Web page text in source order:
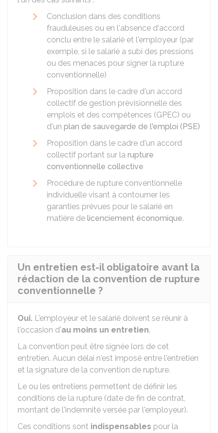
Conclusion dans des conditions
frauduleuses ou en l'absence d'accord
conclu entre le salarié et l'employeur (par
exemple, si le salarié a subi des pressions
ou des menaces pour signer la rupture
conventionnelle)
Proposition dans le cadre d'un accord
collectif de gestion prévisionnelle des
emplois et des compétences (GPEC) ou
d'un plan de sauvegarde de l'emploi (PSE)
Proposition dans le cadre d'un accord
collectif portant sur la rupture
conventionnelle collective
Procédure de rupture conventionnelle
individuelle visant à contourner les
garanties prévues pour le salarié en
matière de licenciement économique.
Un entretien est-il obligatoire avant la
rédaction de la convention de rupture
conventionnelle ?
Oui. L'employeur et le salarié doivent se réunir à
l'occasion d'au moins un entretien.
La convention peut être signée lors de cet
entretien. Aucun délai n'est imposé entre l'entretien
et la signature de la convention de rupture.
Le ou les entretiens permettent de définir les
conditions de la rupture (date de fin de contrat,
montant de l'indemnité versée par l'employeur).
Ces conditions sont indispensables pour la